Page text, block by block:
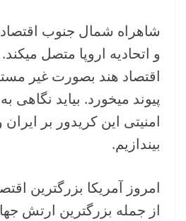
شاهراه شمال جنوب
و اتحادیه اروپا متصل
اقتصاد هند بصورت غیر
پیوند میخورد. بیاید نگاهی
امنیتی این کریدور بر ایران
بیندازیم.
امروز آمریکا بزرگترین
از جمله بزرگترین ارتش